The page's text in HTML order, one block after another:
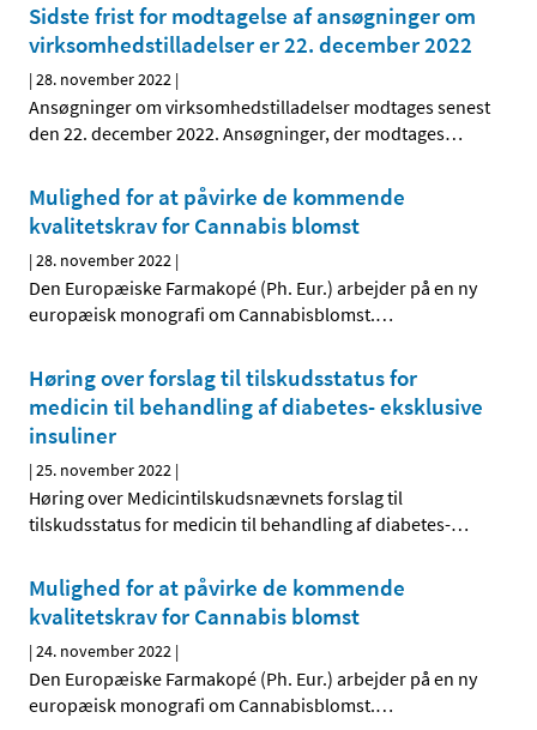
Sidste frist for modtagelse af ansøgninger om
virksomhedstilladelser er 22. december 2022
|28. november 2022 |
Ansøgninger om virksomhedstilladelser modtages senest
den 22. december 2022. Ansøgninger, der modtages…
Mulighed for at påvirke de kommende
kvalitetskrav for Cannabis blomst
|28. november 2022 |
Den Europæiske Farmakopé (Ph. Eur.) arbejder på en ny
europæisk monografi om Cannabisblomst.…
Høring over forslag til tilskudsstatus for
medicin til behandling af diabetes- eksklusive
insuliner
|25. november 2022 |
Høring over Medicintilskuds­nævnets forslag til
tilskudsstatus for medicin til behandling af diabetes-…
Mulighed for at påvirke de kommende
kvalitetskrav for Cannabis blomst
|24. november 2022 |
Den Europæiske Farmakopé (Ph. Eur.) arbejder på en ny
europæisk monografi om Cannabisblomst.…